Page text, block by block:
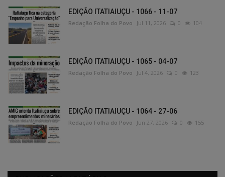
EDIÇÃO ITATIAIUÇU - 1066 - 11-07
Redação Folha do Povo Jul 11, 2026 0 104
EDIÇÃO ITATIAIUÇU - 1065 - 04-07
Redação Folha do Povo Jul 4, 2026 0 123
EDIÇÃO ITATIAIUÇU - 1064 - 27-06
Redação Folha do Povo Jun 27, 2026 0 155